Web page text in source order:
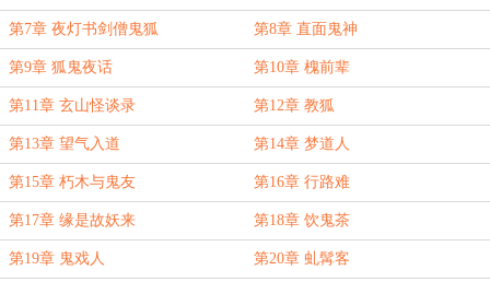
第7章 夜灯书剑僧鬼狐 第8章 直面鬼神
第9章 狐鬼夜话 第10章 槐前辈
第11章 玄山怪谈录 第12章 教狐
第13章 望气入道 第14章 梦道人
第15章 朽木与鬼友 第16章 行路难
第17章 缘是故妖来 第18章 饮鬼茶
第19章 鬼戏人 第20章 虬髯客